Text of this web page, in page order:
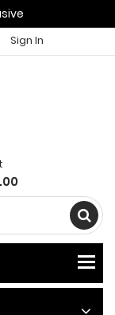
Sign In